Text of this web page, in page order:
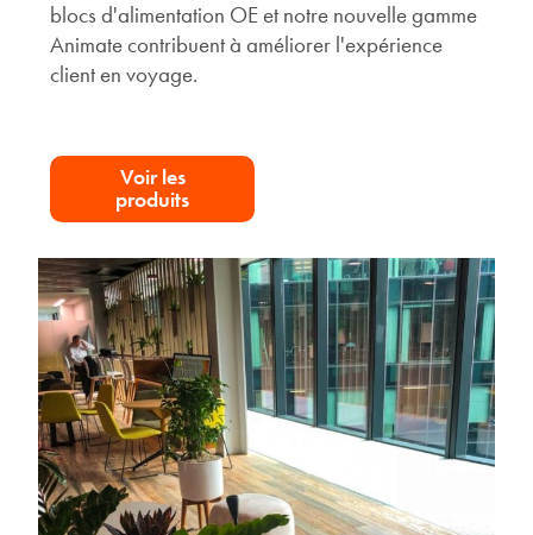
blocs d'alimentation OE et notre nouvelle gamme
Animate contribuent à améliorer l'expérience
client en voyage.
Voir les
produits